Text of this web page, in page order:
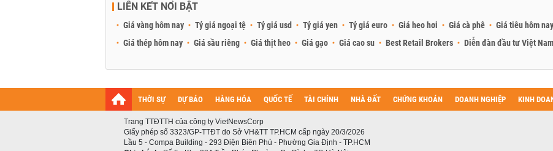
LIÊN KẾT NỔI BẬT
Giá vàng hôm nay Tỷ giá ngoại tệ Tỷ giá usd Tỷ giá yen Tỷ giá euro Giá heo hơi Giá cà phê Giá tiêu hôm nay
Giá thép hôm nay
Giá sầu riêng Giá thịt heo Giá gạo Giá cao su Best Retail Brokers Diễn đàn đầu tư Việt
THỜI SỰ DỰ BÁO HÀNG HÓA QUỐC TẾ TÀI CHÍNH NHÀ ĐẤT CHỨNG KHOÁN DOANH NGHIỆP KINH
Trang TTĐTTH của công ty VietNewsCorp
Giấy phép số 3323/GP-TTĐT do Sở VH&TT TP.HCM cấp ngày 20/3/2026
Lầu 5 - Compa Building - 293 Điện Biên Phủ - Phường Gia Định - TP.HCM